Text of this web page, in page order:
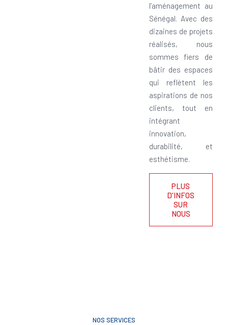
l’aménagement au
Sénégal. Avec des
dizaines de projets
réalisés, nous
sommes fiers de
bâtir des espaces
qui reflètent les
aspirations de nos
clients, tout en
intégrant
innovation,
durabilité, et
esthétisme.
PLUS
D'INFOS
SUR
NOUS
NOS SERVICES